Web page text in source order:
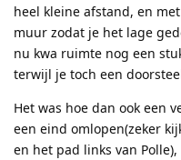
heel kleine afstand, en
muur zodat je het lage
nu kwa ruimte nog een
terwijl je toch een
Het was hoe dan ook een
een eind omlopen(zeker
en het pad links van